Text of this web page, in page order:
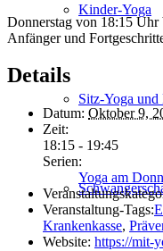
Kinder-Yoga
Sitz-Yoga
Donnerstag von 18:15
Anfänger und
Details
Datum: Oktober 9,
Zeit:
18:15 - 19:45
Serien:
Yoga am
Veranstaltung-Tags:
Krankenkasse,
Website: https://mit-